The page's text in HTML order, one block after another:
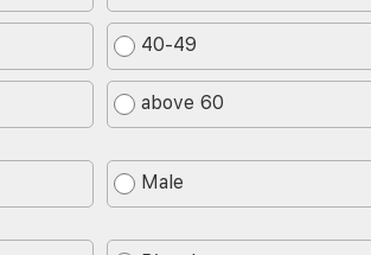
40-49
above 60
Male